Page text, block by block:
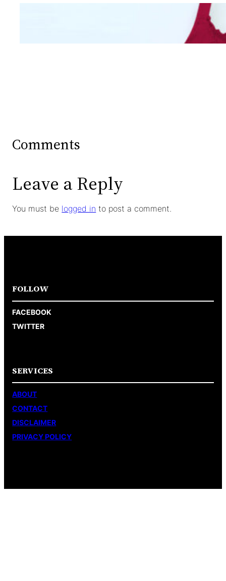
Mengintip Kepribadian
Wanita Dari Warna Bra
Comments
Leave a Reply
You must be logged in to post a comment.
FOLLOW
FACEBOOK
TWITTER
SERVICES
ABOUT
CONTACT
DISCLAIMER
PRIVACY POLICY